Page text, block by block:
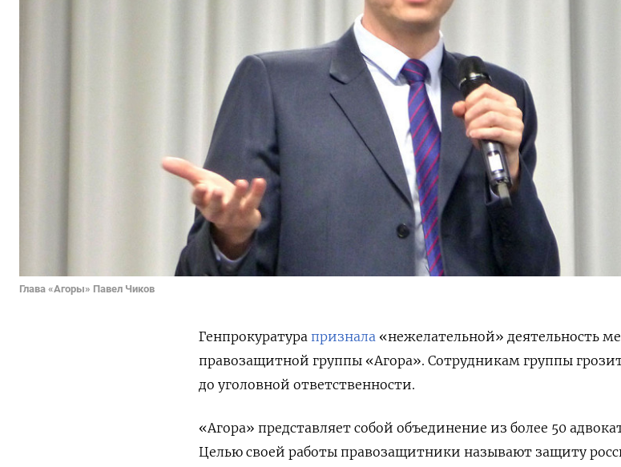
Глава «Агоры» Павел Чиков
Генпрокуратура признала «нежелательной» деятельность
правозащитной группы «Агора». Сотрудникам группы
до уголовной ответственности.
«Агора» представляет собой объединение из более 50
Целью своей работы правозащитники называют защиту